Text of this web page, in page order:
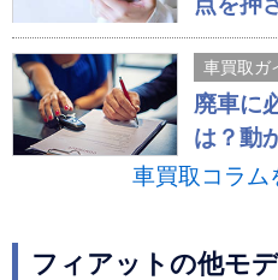
車買取ガ
廃車に
は？動
車買取コラム
フィアットの他モ